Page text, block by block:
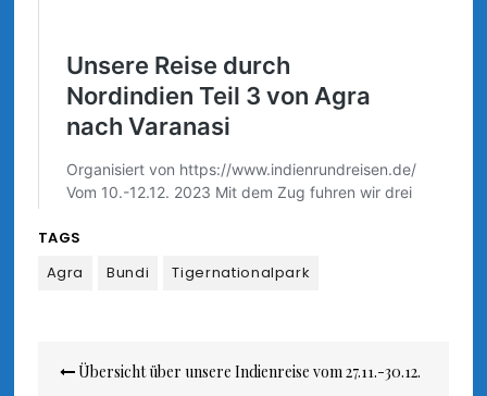
TAGS
Agra
Bundi Tigernationalpark
Beitragsnavigation
Übersicht über unsere Indienreise vom 27.11.-30.12.